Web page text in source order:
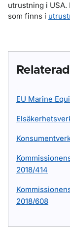
utrustning i
som finns i
EU Marine
2018/414
2018/608